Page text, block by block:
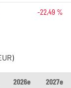
-22,49 %
2026e
2027e